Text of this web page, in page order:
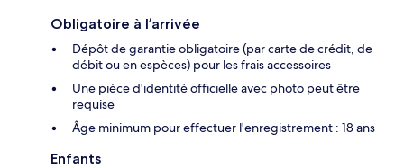
Obligatoire à l’arrivée
Dépôt de garantie obligatoire (par carte de crédit, de
débit ou en espèces) pour les frais accessoires
Une pièce d'identité officielle avec photo peut être
requise
Âge minimum pour effectuer l'enregistrement : 18 ans
Enfants